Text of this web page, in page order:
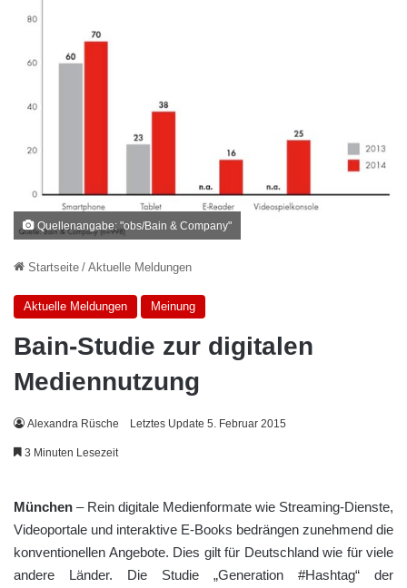
Quellenangabe: "obs/Bain & Company"
Startseite / Aktuelle Meldungen
Aktuelle Meldungen Meinung
Bain-Studie zur digitalen
Mediennutzung
Alexandra Rüsche Letztes Update 5. Februar 2015
3 Minuten Lesezeit
München – Rein digitale Medienformate wie Streaming-Dienste,
Videoportale und interaktive E-Books bedrängen zunehmend die
konventionellen Angebote. Dies gilt für Deutschland wie für viele
andere Länder. Die Studie „Generation #Hashtag“ der